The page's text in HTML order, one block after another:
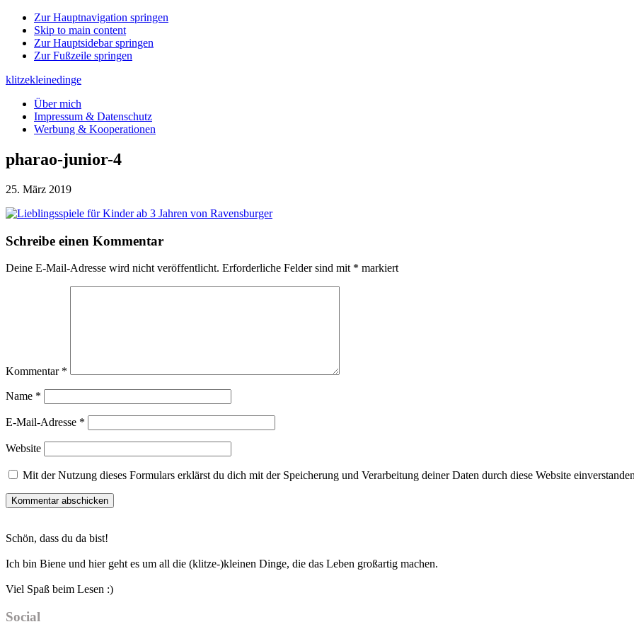
Zur Hauptnavigation springen
Skip to main content
Zur Hauptsidebar springen
Zur Fußzeile springen
klitzekleinedinge
Über mich
Impressum & Datenschutz
Werbung & Kooperationen
pharao-junior-4
25. März 2019
Leser-
Schreibe einen Kommentar
Deine E-Mail-Adresse wird nicht veröffentlicht. Erforderliche Felder sind mit * markiert
Kommentar *
Name *
E-Mail-Adresse *
Website
Mit der Nutzung dieses Formulars erklärst du dich mit der Speicherung und Verarbeitung deiner Daten durch diese Website
Sidebar
Schön, dass du da bist!
Ich bin Biene und hier geht es um all die (klitze-)kleinen Dinge, die das Leben großartig machen.
Viel Spaß beim Lesen :)
Social